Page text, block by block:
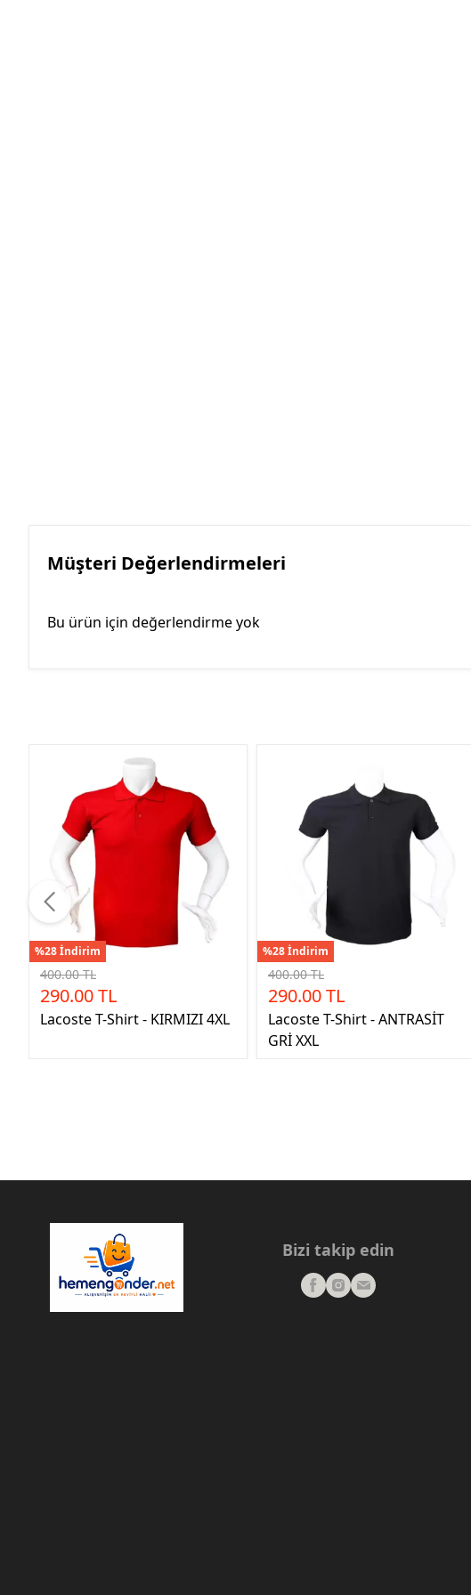
Müşteri Değerlendirmeleri
Bu ürün için değerlendirme yok
%28 İndirim
400.00 TL
290.00 TL
Lacoste T-Shirt - KIRMIZI 4XL
%28 İndirim
400.00 TL
290.00 TL
Lacoste T-Shirt - ANTRASİT
GRİ XXL
Bizi takip edin